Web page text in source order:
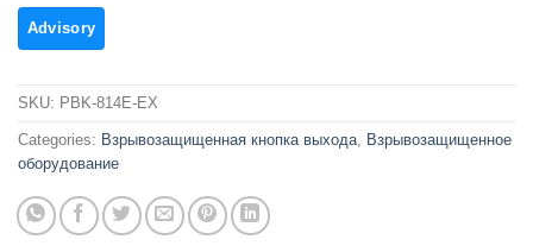
SKU: PBK-814E-EX
Categories: Взрывозащищенная кнопка выхода Взрывозащищенное
оборудование